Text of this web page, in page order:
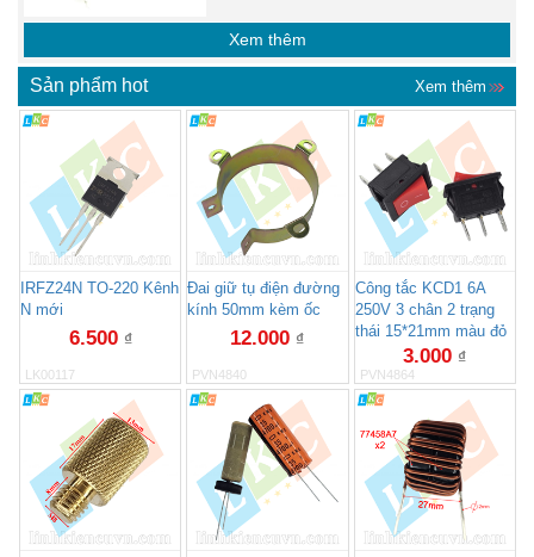
Xem thêm
Sản phẩm hot Xem thêm
IRFZ24N TO-220 Kênh
N mới
6.500 ₫
LK00117
Đai giữ tụ điện đường
kính 50mm kèm ốc
12.000 ₫
PVN4840
Công tắc KCD1 6A
250V 3 chân 2 trạng
thái 15*21mm màu đỏ
3.000 ₫
PVN4864